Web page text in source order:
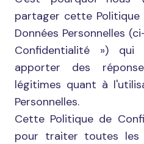
partager cette
Données Personnelles
Confidentialité ») qui
apporter des
légitimes quant à
Personnelles.
Cette Politique de
pour traiter toutes les